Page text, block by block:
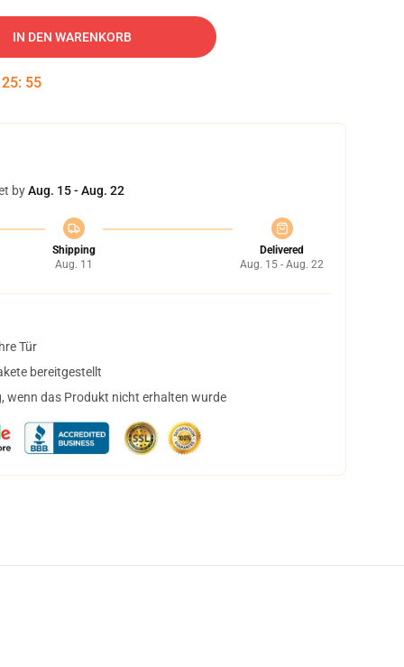
IN DEN WARENKORB
25: 55
byAug. 15 - Aug. 22
Shipping
Aug. 11
Delivered
Aug. 15 - Aug. 22
Tür
bereitgestellt
wenn das Produkt nicht erhalten wurde